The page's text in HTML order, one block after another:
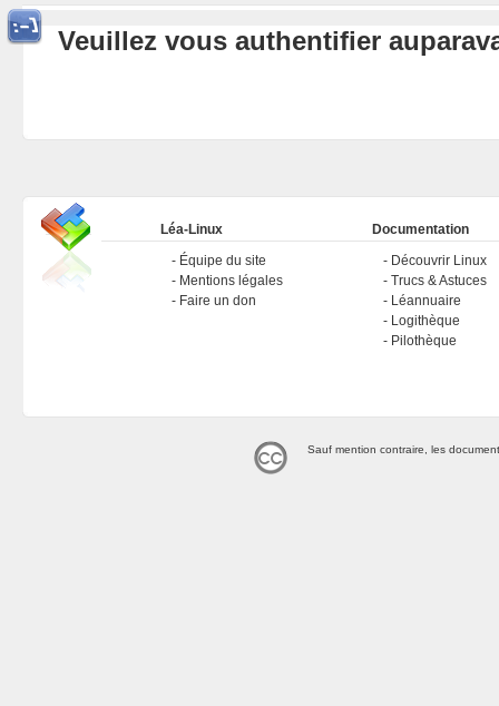
Veuillez vous authentifier
Léa-Linux
Équipe du site
Mentions légales
Faire un don
Documentation
Découvrir Linux
Trucs & Astuces
Léannuaire
Logithèque
Pilothèque
Sauf mention contraire, les